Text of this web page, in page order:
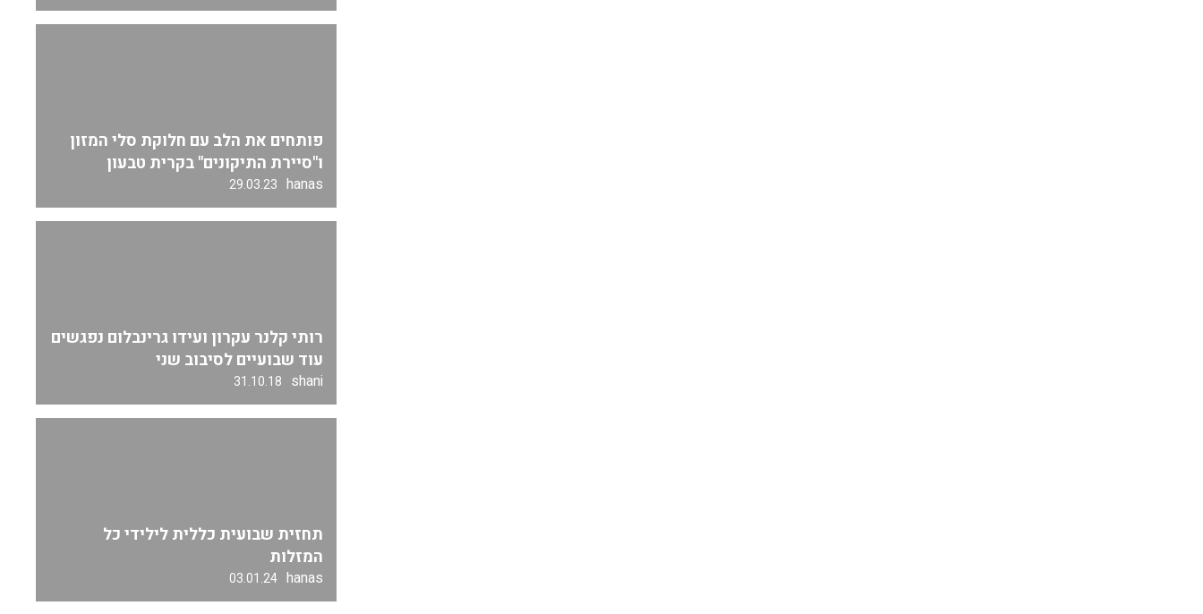
פותחים את הלב עם חלוקת סלי המזון
ו"סיירת התיקונים" בקרית טבעון
hanas
29.03.23
רותי קלנר עקרון ועידו גרינבלום נפגשים
עוד שבועיים לסיבוב שני
shani
31.10.18
תחזית שבועית כללית לילידי כל
המזלות
hanas
03.01.24